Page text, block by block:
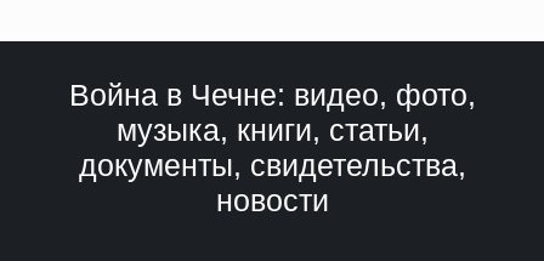
Война в Чечне: видео, фото,
музыка, книги, статьи,
документы, свидетельства,
новости